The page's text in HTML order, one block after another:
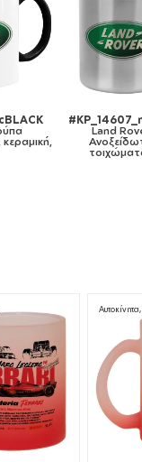
Land Rover, Κούπα
Ανοξείδωτη διπλού
τοιχώματος 300ml